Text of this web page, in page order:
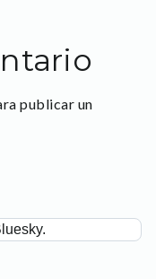
publicar un